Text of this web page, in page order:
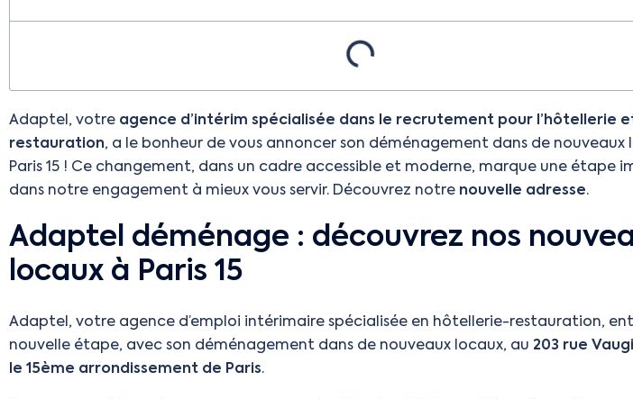
Adaptel, votre agence d’intérim spécialisée dans le recrutement pour l’hôtellerie
restauration, a le bonheur de vous annoncer son déménagement dans de nouveaux
Paris 15 ! Ce changement, dans un cadre accessible et moderne, marque une étape
dans notre engagement à mieux vous servir. Découvrez notre nouvelle adresse.
Adaptel déménage : découvrez nos
locaux à Paris 15
Adaptel, votre agence d’emploi intérimaire spécialisée en hôtellerie-restauration,
nouvelle étape, avec son déménagement dans de nouveaux locaux, au 203 rue
le 15ème arrondissement de Paris.